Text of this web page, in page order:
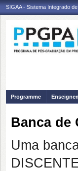
SIGAA - Sistema Integrado
Programme
Banca de
Uma